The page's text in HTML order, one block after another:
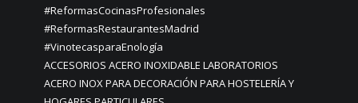
#ReformasCocinasProfesionales
#ReformasRestaurantesMadrid
#VinotecasparaEnología
ACCESORIOS ACERO INOXIDABLE LABORATORIOS
ACERO INOX PARA DECORACIÓN PARA HOSTELERÍA Y